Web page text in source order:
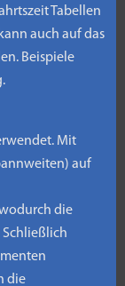
Tabellen
auch auf das
Beispiele
Mit
auf
die
Schließlich
die